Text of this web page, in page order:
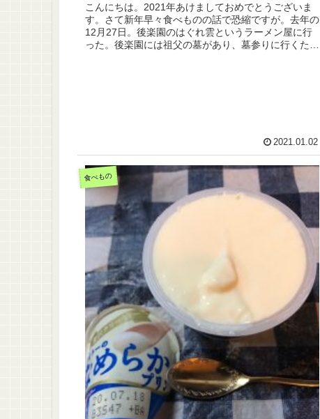
こんにちは。2021年あけましておめでとうございま
す。さて新年早々食べものの話で恐縮ですが。去年の
12月27日。後楽園のはぐれ雲というラーメン屋に行
った。後楽園には祖父の墓があり、墓参りに行くたび
2021.01.02
食べもの